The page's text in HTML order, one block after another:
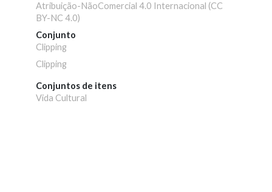
Atribuição-NãoComercial 4.0 Internacional (CC
BY-NC 4.0)
Conjunto
Clipping
Clipping
Conjuntos de itens
Vida Cultural